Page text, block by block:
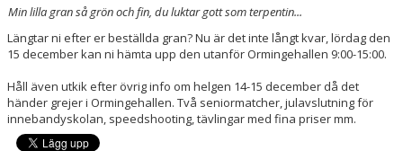
Min lilla gran så grön och fin, du luktar gott som terpentin...
Längtar ni efter er beställda gran? Nu är det inte långt kvar, lördag den
15 december kan ni hämta upp den utanför Ormingehallen 9:00-15:00.
Håll även utkik efter övrig info om helgen 14-15 december då det
händer grejer i Ormingehallen. Två seniormatcher, julavslutning för
innebandyskolan, speedshooting, tävlingar med fina priser mm.